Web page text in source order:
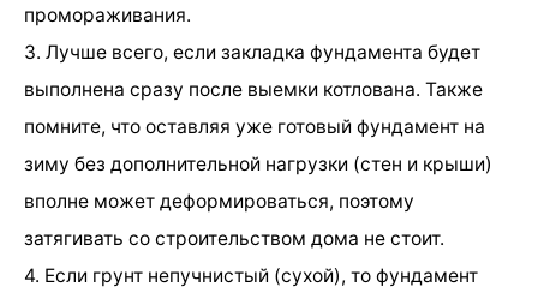
промораживания.
3. Лучше всего, если закладка фундамента будет
выполнена сразу после выемки котлована. Также
помните, что оставляя уже готовый фундамент на
зиму без дополнительной нагрузки (стен и крыши)
вполне может деформироваться, поэтому
затягивать со строительством дома не стоит.
4. Если грунт непучнистый (сухой), то фундамент